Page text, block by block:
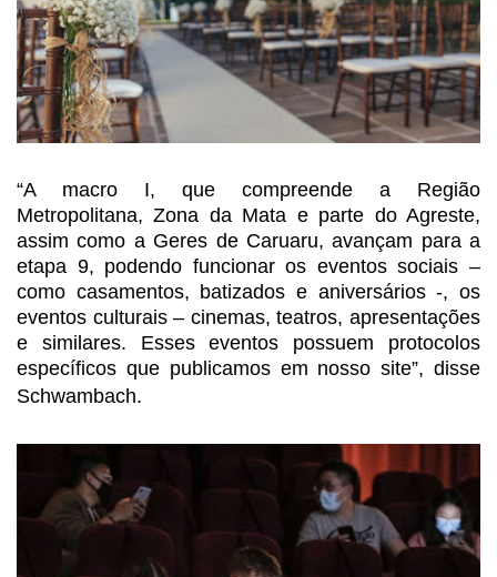
“A macro I, que compreende a Região
Metropolitana, Zona da Mata e parte do Agreste,
assim como a Geres de Caruaru, avançam para a
etapa 9, podendo funcionar os eventos sociais –
como casamentos, batizados e aniversários -, os
eventos culturais – cinemas, teatros, apresentações
e similares. Esses eventos possuem protocolos
específicos que publicamos em nosso site”, disse
Schwambach.